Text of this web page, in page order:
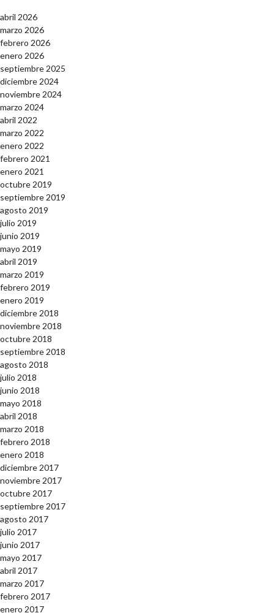
abril 2026
marzo 2026
febrero 2026
enero 2026
septiembre 2025
diciembre 2024
noviembre 2024
marzo 2024
abril 2022
marzo 2022
enero 2022
febrero 2021
enero 2021
octubre 2019
septiembre 2019
agosto 2019
julio 2019
junio 2019
mayo 2019
abril 2019
marzo 2019
febrero 2019
enero 2019
diciembre 2018
noviembre 2018
octubre 2018
septiembre 2018
agosto 2018
julio 2018
junio 2018
mayo 2018
abril 2018
marzo 2018
febrero 2018
enero 2018
diciembre 2017
noviembre 2017
octubre 2017
septiembre 2017
agosto 2017
julio 2017
junio 2017
mayo 2017
abril 2017
marzo 2017
febrero 2017
enero 2017